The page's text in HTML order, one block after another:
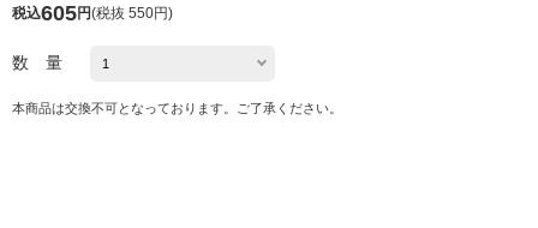
税込605円(税抜 550円)
数 量
本商品は交換不可となっております。ご了承ください。